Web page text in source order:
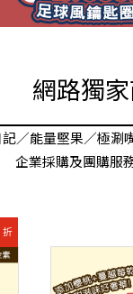
網路獨
／能量堅果／極涮
企業採購及團購服
折